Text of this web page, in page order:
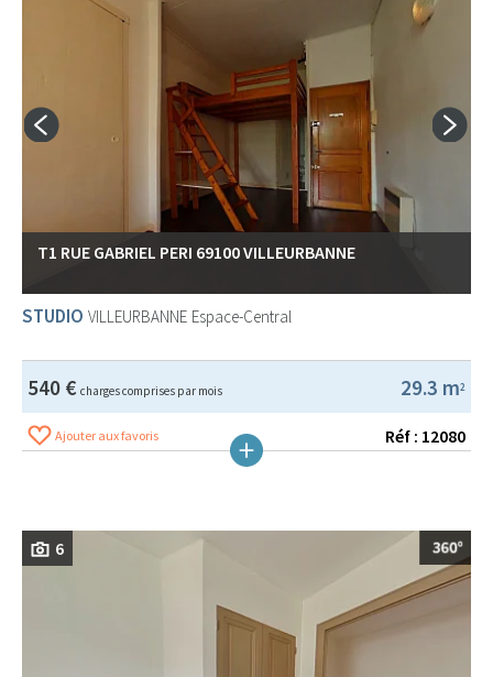
T1 RUE GABRIEL PERI 69100 VILLEURBANNE
STUDIO VILLEURBANNE Espace-Central
29.3 m2
540 € charges comprises par mois
Ajouter aux favoris Réf : 12080
6